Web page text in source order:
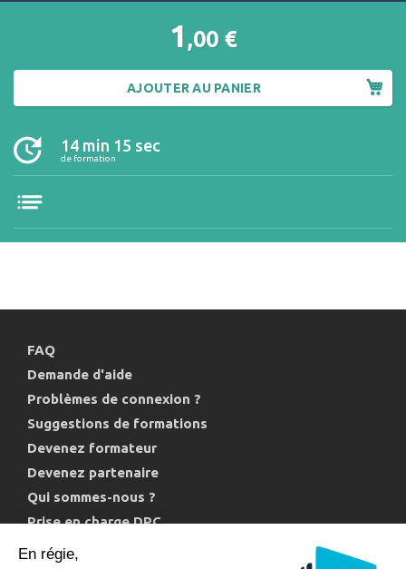
14 min 15 sec
de formation
1 ,00 €
AJOUTER AU PANIER
FAQ
Demande d'aide
Problèmes de connexion ?
Suggestions de formations
Devenez formateur
Devenez partenaire
Qui sommes-nous ?
Prise en charge DPC
Politique de confidentialité et cookies
En régie,